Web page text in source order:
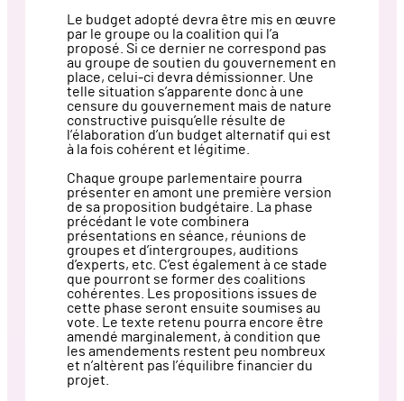
Le budget adopté devra être mis en œuvre
par le groupe ou la coalition qui l’a
proposé. Si ce dernier ne correspond pas
au groupe de soutien du gouvernement en
place, celui-ci devra démissionner. Une
telle situation s’apparente donc à une
censure du gouvernement mais de nature
constructive puisqu’elle résulte de
l’élaboration d’un budget alternatif qui est
à la fois cohérent et légitime.
Chaque groupe parlementaire pourra
présenter en amont une première version
de sa proposition budgétaire. La phase
précédant le vote combinera
présentations en séance, réunions de
groupes et d’intergroupes, auditions
d’experts, etc. C’est également à ce stade
que pourront se former des coalitions
cohérentes. Les propositions issues de
cette phase seront ensuite soumises au
vote. Le texte retenu pourra encore être
amendé marginalement, à condition que
les amendements restent peu nombreux
et n’altèrent pas l’équilibre financier du
projet.